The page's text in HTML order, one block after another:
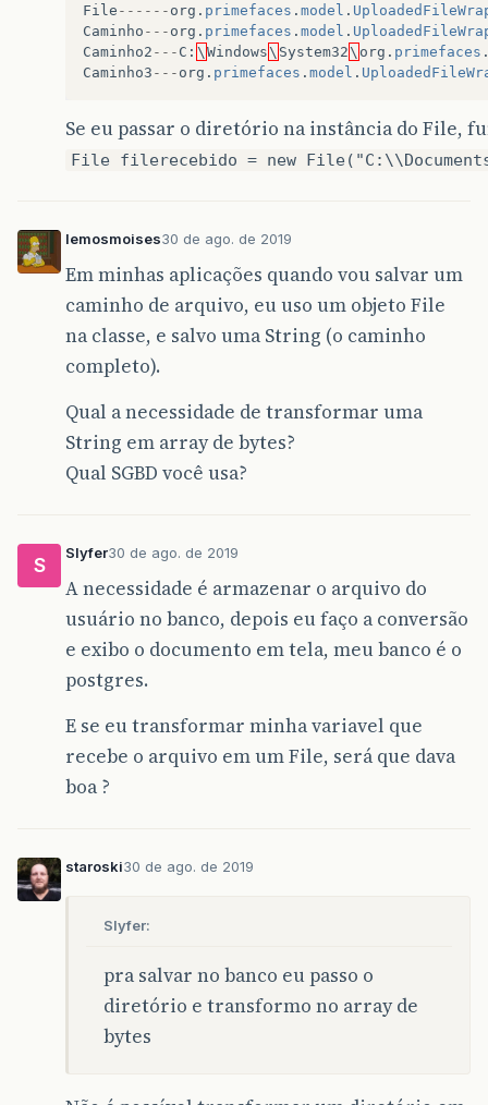
File ------ org . primefaces . model .
Caminho --- org . primefaces . model .
Caminho2 --- C : \ Windows\ System32\ org . primefaces
Caminho3 --- org . primefaces . model .
Se eu passar o diretório na instância do File,
File filerecebido = new
lemosmoises30 de ago. de 2019
Em minhas aplicações quando vou salvar um
caminho de arquivo, eu uso um objeto File
na classe, e salvo uma String (o caminho
completo).
Qual a necessidade de transformar uma
String em array de bytes?
Qual SGBD você usa?
S
Slyfer30 de ago. de 2019
A necessidade é armazenar o arquivo do
usuário no banco, depois eu faço a conversão
e exibo o documento em tela, meu banco é o
postgres.
E se eu transformar minha variavel que
recebe o arquivo em um File, será que dava
boa ?
staroski30 de ago. de 2019
Slyfer:
pra salvar no banco eu passo o
diretório e transformo no array de
bytes